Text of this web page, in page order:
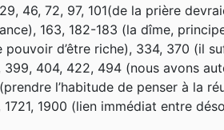
46, 72, 97, 101(de la prière
163, 182-183 (la dîme,
pouvoir d’être riche), 334, 370 (il
399, 404, 422, 494 (nous avons
l’habitude de penser à la
1900 (lien immédiat entre